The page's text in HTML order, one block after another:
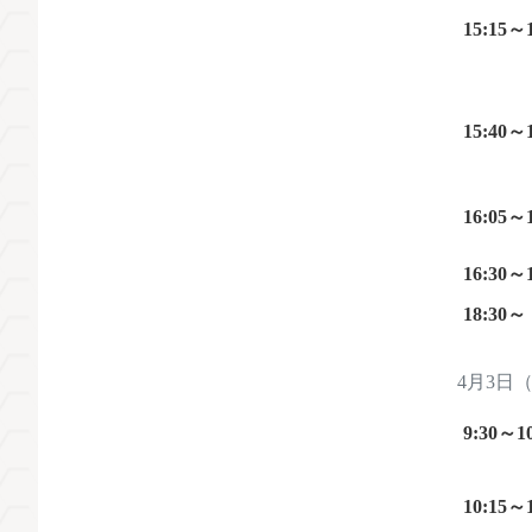
15:15～
15:40～
16:05～
16:30～
18:30～
4月3日
9:30～
10:15～